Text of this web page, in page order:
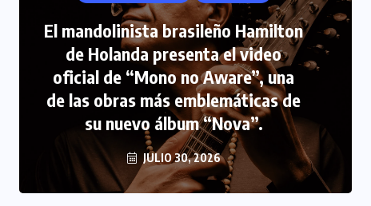
COLABORADORES INTERNACIONAL
NOTICIAS PERIODISMO TURISTICO
FIPETUR se solidariza con
Venezuela
JUNIO 29, 2026